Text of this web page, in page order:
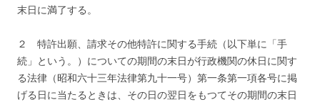
末日に満了する。
２ 特許出願、請求その他特許に関する手続（以下単に「手
続」という。）についての期間の末日が行政機関の休日に関す
る法律（昭和六十三年法律第九十一号）第一条第一項各号に掲
げる日に当たるときは、その日の翌日をもつてその期間の末日